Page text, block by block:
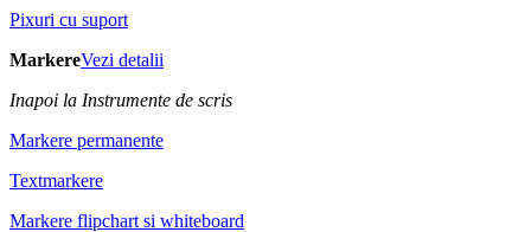
Pixuri cu suport
MarkereVezi detalii
Inapoi la Instrumente de scris
Markere permanente
Textmarkere
Markere flipchart si whiteboard